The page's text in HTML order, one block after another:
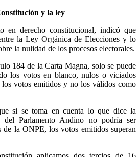
y la ley
en derecho constitucional, indicó que
la Ley Orgánica de Elecciones y lo
la nulidad de los procesos electorales.
184 de la Carta Magna, solo se puede
los votos en blanco, nulos o viciados
los votos emitidos y no los válidos como
si se toma en cuenta lo que dice la
del Parlamento Andino no podría ser
de la ONPE, los votos emitidos superan